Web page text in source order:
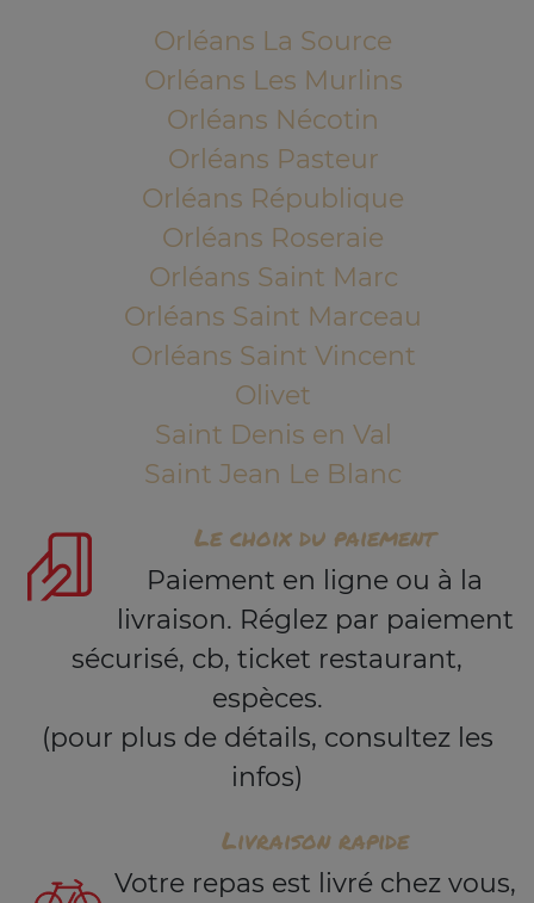
Orléans La Source
Orléans Les Murlins
Orléans Nécotin
Orléans Pasteur
Orléans République
Orléans Roseraie
Orléans Saint Marc
Orléans Saint Marceau
Orléans Saint Vincent
Olivet
Saint Denis en Val
Saint Jean Le Blanc
Le choix du paiement
Paiement en ligne ou à la
livraison. Réglez par paiement
sécurisé, cb, ticket restaurant,
espèces.
(pour plus de détails, consultez les
infos)
Livraison rapide
Votre repas est livré chez vous,